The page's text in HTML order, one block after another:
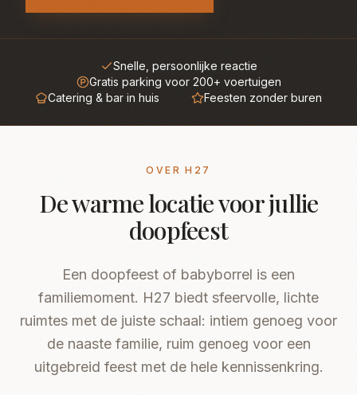
Snelle, persoonlijke reactie
Gratis parking voor 200+ voertuigen
Catering & bar in huis
Feesten zonder buren
OVER H27
De warme locatie voor jullie
doopfeest
Een doopfeest of babyborrel is een
familiemoment. H27 biedt sfeervolle, lichte
ruimtes met de juiste schaal: intiem genoeg voor
de naaste familie, ruim genoeg voor een
uitgebreid feest met de hele kennissenkring.
Blijf op de hoogte